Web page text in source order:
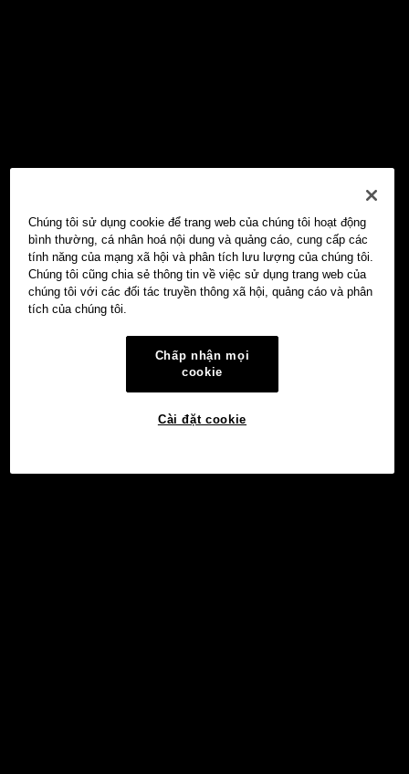
Chúng tôi sử dụng cookie để trang web của chúng tôi hoạt động
bình thường, cá nhân hoá nội dung và quảng cáo, cung cấp các
tính năng của mạng xã hội và phân tích lưu lượng của chúng tôi.
Chúng tôi cũng chia sẻ thông tin về việc sử dụng trang web của
chúng tôi với các đối tác truyền thông xã hội, quảng cáo và phân
tích của chúng tôi.
Chấp nhận mọi
cookie
Cài đặt cookie